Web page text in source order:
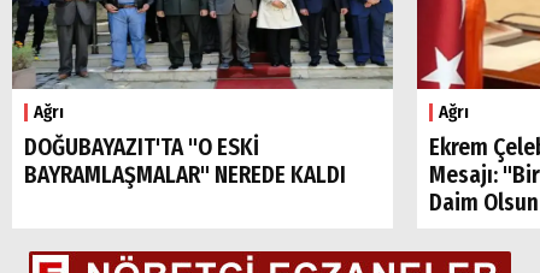
Ağrı
DOĞUBAYAZIT'TA "O ESKİ
BAYRAMLAŞMALAR" NEREDE KALDI
Ağrı
Ekrem
Mesajı:
Daim
Arama
Popüler
Aramalar:
Ağrı
Doğubayazıt